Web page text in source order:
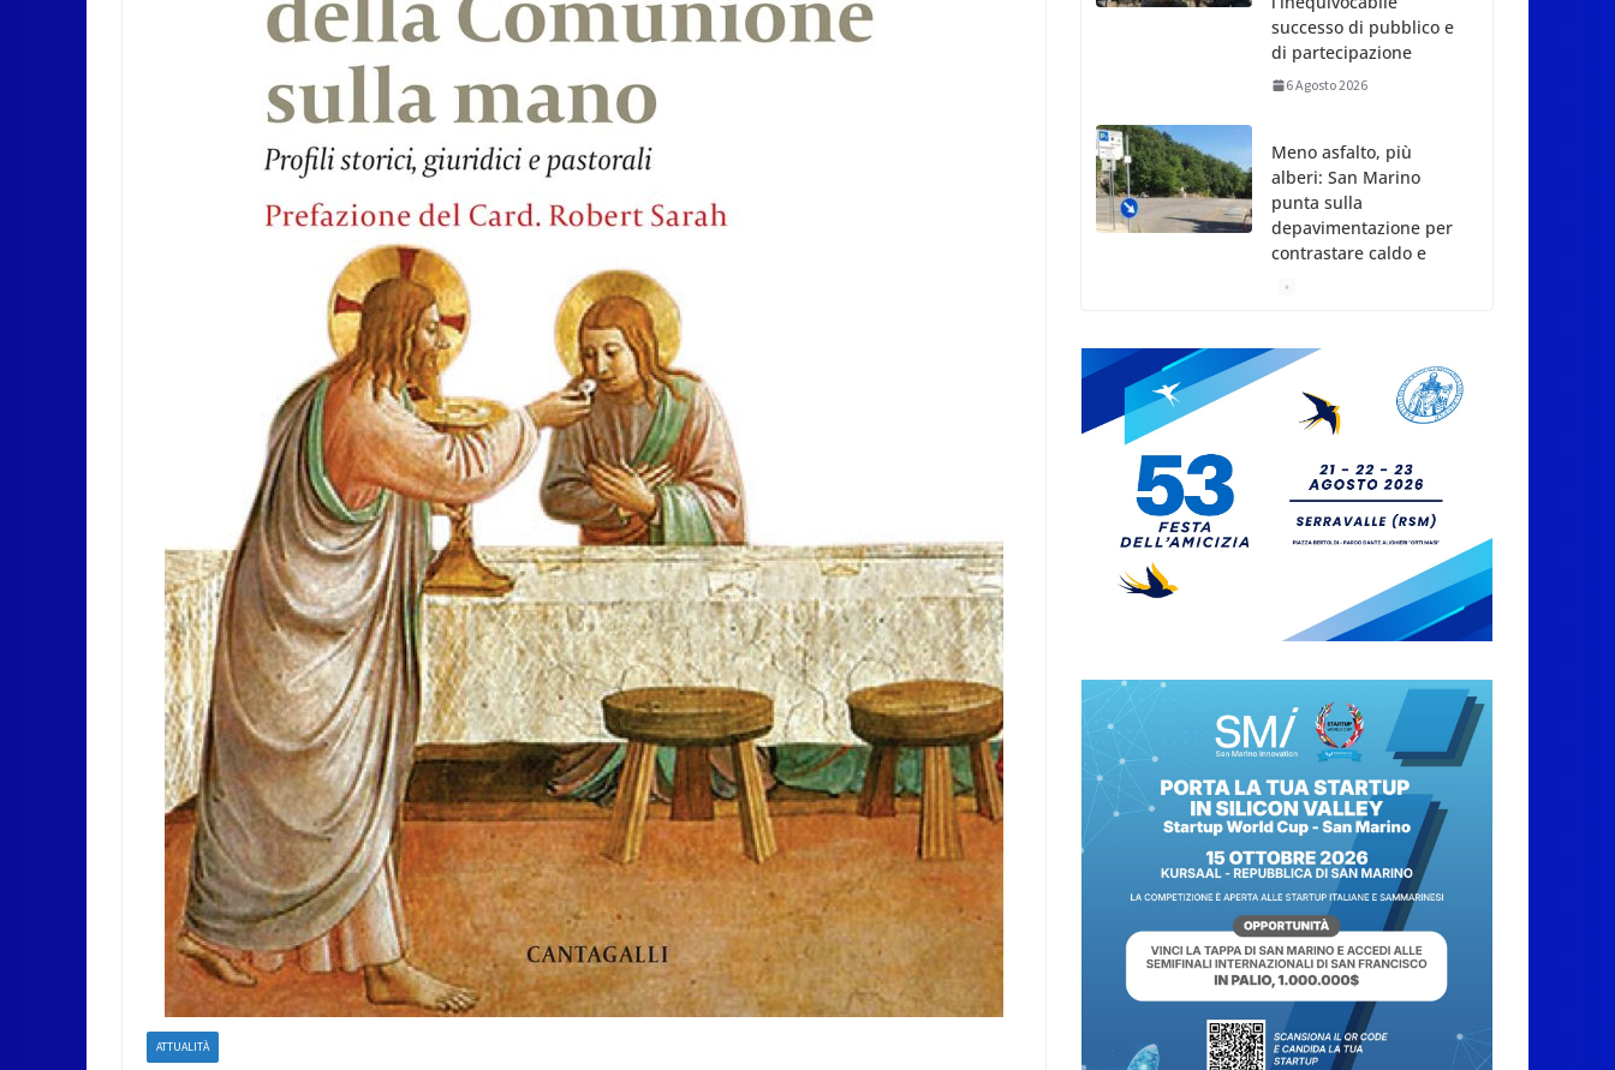
ATTUALITÀ
di partecipazione
6 Agosto 2026
alberi: San Marino
punta sulla
depavimentazione per
contrastare caldo e
rischio idrogeologico
San Marino. USL:
l’inferno di Marcinelle
diventi monito e
memoria collettiva
San Marino. Sindacati:
PdL famiglia, alla
consiliare utile deve
essere approvato
Protezione Civile San
Marino. Incendi
boschivi: attivazione
della fase preliminare
di preallarme, dal 3 al
9 agosto
6 Agosto 2026